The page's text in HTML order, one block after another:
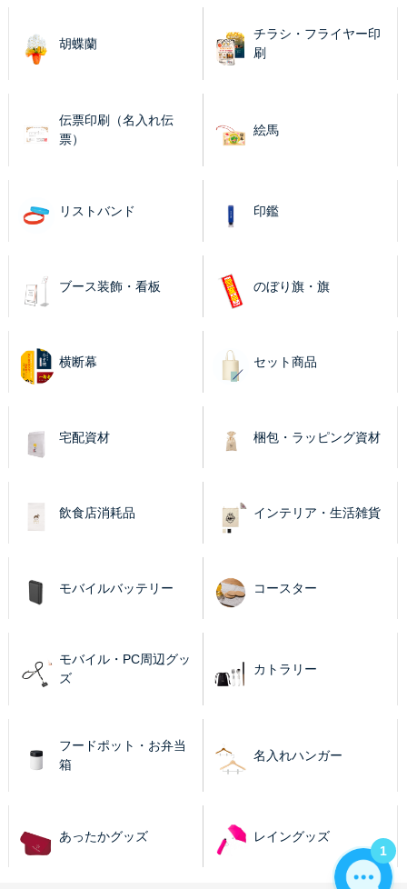
胡蝶蘭
チラシ・フライヤー印
刷
伝票印刷（名入れ伝
票）
絵馬
リストバンド 印鑑
ブース装飾・看板 のぼり旗・旗
横断幕 セット商品
宅配資材 梱包・ラッピング資材
飲食店消耗品 インテリア・生活雑貨
モバイルバッテリー コースター
モバイル・PC周辺グッ
ズ
カトラリー
フードポット・お弁当
箱
名入れハンガー
あったかグッズ
レイングッズ
1